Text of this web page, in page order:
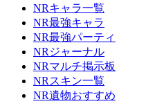
NRキャラ一覧
NR最強キャラ
NR最強パーティ
NRジャーナル
NRマルチ掲示板
NRスキン一覧
NR遺物おすすめ